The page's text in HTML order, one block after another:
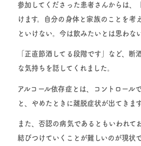
参加してくださった患者さんからは、
けます。自分の身体と家族のことを
といけない。今は飲みたいとは思わない
「正直節酒してる段階です」など、断
な気持ちを話してくれました。
アルコール依存症とは、コントロール
と、やめたときに離脱症状が出てきます
また、否認の病気であるともいわれて
結びつけていくことが難しいのが現状で